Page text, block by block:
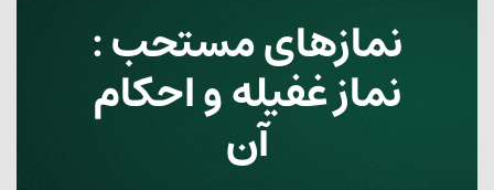
نمازهای مستحب :
نماز غفیله و احکام
آن